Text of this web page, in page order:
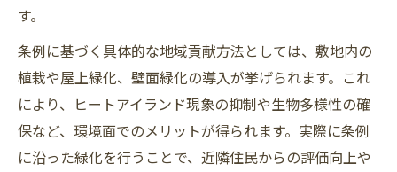
す。
条例に基づく具体的な地域貢献方法としては、敷地内の
植栽や屋上緑化、壁面緑化の導入が挙げられます。これ
により、ヒートアイランド現象の抑制や生物多様性の確
保など、環境面でのメリットが得られます。実際に条例
に沿った緑化を行うことで、近隣住民からの評価向上や